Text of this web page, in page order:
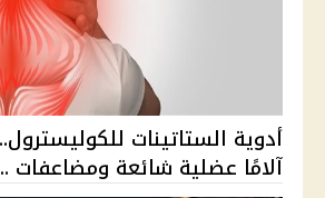
أدوية الستاتينات
آلامًا عضلية شائعة ومضاعفات